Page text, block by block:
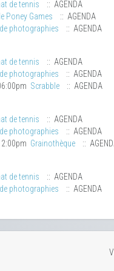
de tennis
:: AGENDA
Poney Games
:: AGENDA
photographies
:: AGENDA
de tennis
:: AGENDA
photographies
:: AGENDA
Scrabble :: AGENDA
de tennis
:: AGENDA
photographies
:: AGENDA
Grainothèque ::
de tennis
:: AGENDA
photographies
:: AGENDA